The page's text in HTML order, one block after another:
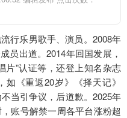
行乐男歌手、演员。2008年
员出道。2014年回国发展，
片”认证等，还登上知名杂志
《重返20岁》《择天记》
当引争议，后道歉。2025年
账号解禁一周各平台涨粉超